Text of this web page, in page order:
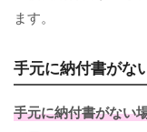
ます。
手元に納付書がな
手元に納付書がない